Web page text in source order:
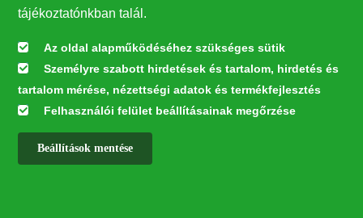
Értesüljön elsőként legfrissebb híreinkről, eseményeinkről!
Feliratkozás
tájékoztatónkban talál.
Az oldal alapműködéséhez szükséges sütik
Személyre szabott hirdetések és tartalom, hirdetés és
tartalom mérése, nézettségi adatok és termékfejlesztés
Felhasználói felület beállításainak megőrzése
Beállítások mentése